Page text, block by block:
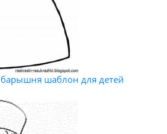
шаблон для детей